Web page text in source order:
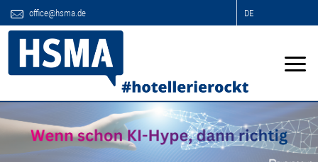
office@hsma.de DE